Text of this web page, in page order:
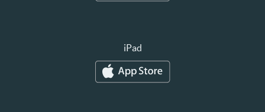
iPad